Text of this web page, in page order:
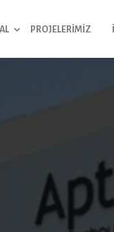
PROJELERIMIZ